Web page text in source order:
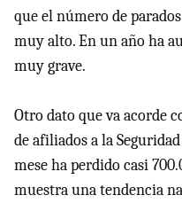
que el número de
muy alto. En un año ha
muy grave.
Otro dato que va acorde
de afiliados a la
mese ha perdido casi
muestra una tendencia